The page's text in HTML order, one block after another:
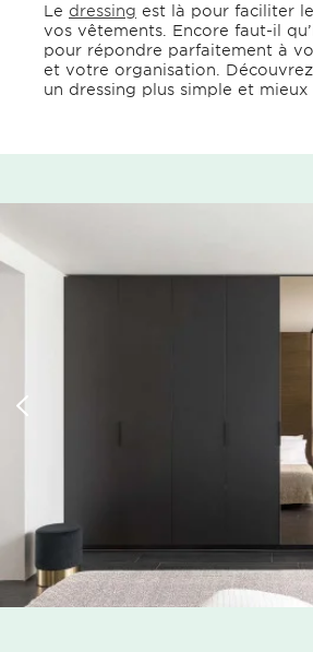
Le dressing est là pour faciliter
vos vêtements. Encore faut-il
pour répondre parfaitement à
et votre organisation.
un dressing plus simple et mieux